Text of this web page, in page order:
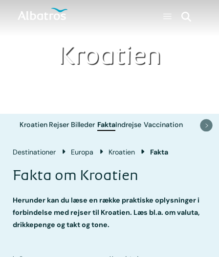
Kroatien
Kroatien Rejser Billeder FaktaIndrejse Vaccination
Destinationer Europa Kroatien Fakta
Fakta om Kroatien
Herunder kan du læse en række praktiske oplysninger i
forbindelse med rejser til Kroatien. Læs bl.a. om valuta,
drikkepenge og takt og tone.